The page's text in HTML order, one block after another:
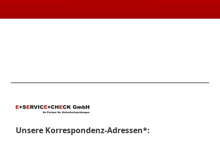
Unsere Korrespondenz-Adressen*: